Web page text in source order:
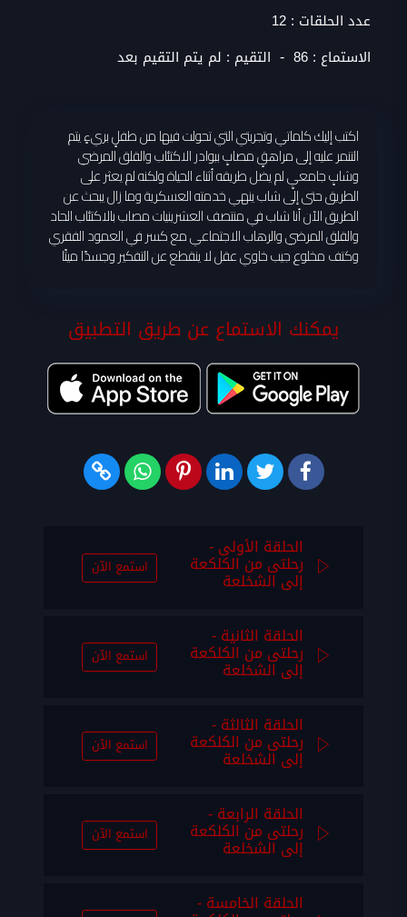
عدد الحلقات : 12
الاستماع : 86
- التقيم : لم يتم التقيم بعد
اكتب إليك كلماتي وتجربتي التي تحولت فيها من طفلٍ بريءٍ يتم
التنمر عليه إلى مراهقٍ مصابٍ ببوادر الاكتئاب والقلق المرضي
وشابٍ جامعيٍ لم يضل طريقه أثناء الحياة ولكنه لم يعثر على
الطريق حتى إلى شاب ينهي خدمته العسكرية وما زال يبحث عن
الطريق الآن أنا شاب في منتصف العشرينيات مصاب بالاكتئاب الحاد
والقلق المرضي والرهاب الاجتماعي مع كسر في العمود الفقري
وكتف مخلوع جيب خاوي عقل لا ينقطع عن التفكير وجسدًا ميتًا
يمكنك الاستماع عن طريق التطبيق
الحلقة الأولى -
رحلتى من الكلكعة
إلى الشخلعة استمع الآن
الحلقة الثانية -
رحلتى من الكلكعة
إلى الشخلعة استمع الآن
الحلقة الثالثة -
رحلتى من الكلكعة
إلى الشخلعة استمع الآن
الحلقة الرابعة -
رحلتى من الكلكعة
إلى الشخلعة استمع الآن
الحلقة الخامسة -